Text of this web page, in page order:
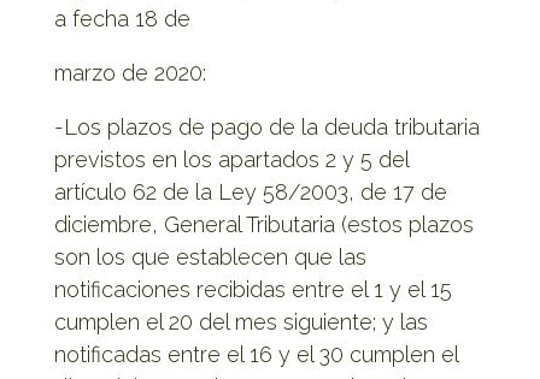
a fecha 18 de
marzo de 2020:
-Los plazos de pago de la deuda tributaria
previstos en los apartados 2 y 5 del
artículo 62 de la Ley 58/2003, de 17 de
diciembre, General Tributaria (estos plazos
son los que establecen que las
notificaciones recibidas entre el 1 y el 15
cumplen el 20 del mes siguiente; y las
notificadas entre el 16 y el 30 cumplen el